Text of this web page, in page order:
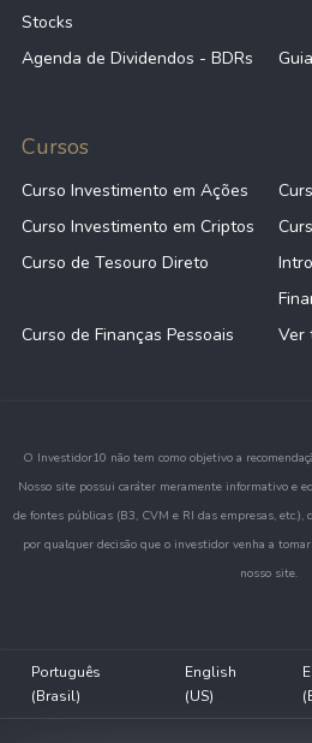
Stocks
Agenda de Dividendos - BDRs
Cursos
Curso Investimento em Ações
Curso Investimento em Criptos
Curso de Tesouro Direto
Curso de Finanças Pessoais
Ver
O Investidor10 não tem como objetivo a
Nosso site possui caráter meramente informativo e
de fontes públicas (B3, CVM e RI das empresas,
por qualquer decisão que o investidor venha a
nosso site.
Português
(Brasil)
English
(US)